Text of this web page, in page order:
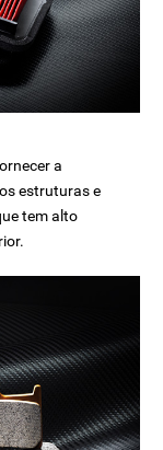
a
estruturas e
tem alto